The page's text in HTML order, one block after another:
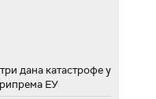
дана катастрофе у
ЕУ